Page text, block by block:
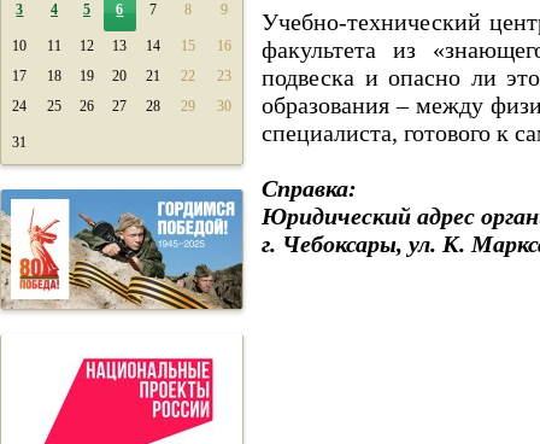
3 4 5 6 7 8 9
10 11 12 13 14 15
16
17
18 19 20 21 22
23
24
25 26 27 28 29 30
31
Учебно-технический
факультета из
подвеска и опасно ли
образования – между
специалиста, готового к
Справка:
Юридический адрес
г. Чебоксары, ул. К.